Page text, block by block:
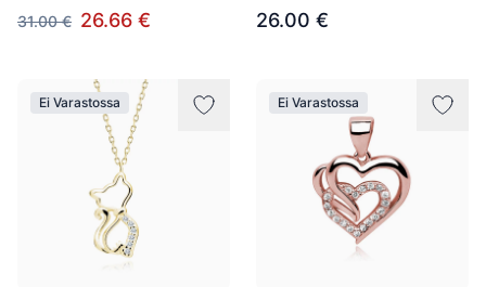
31.00 € 26.66 € 26.00 €
Ei Varastossa Ei Varastossa